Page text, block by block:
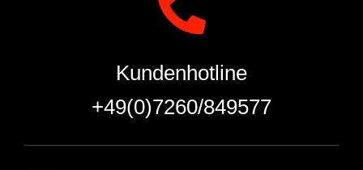
Kundenhotline
+49(0)7260/849577